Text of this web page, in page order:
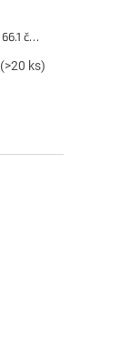
Alu kola design Nissan (D1982) 18x7.5 5x114.3 ET 45 66.1 černé
(>20 ks)